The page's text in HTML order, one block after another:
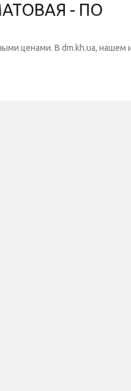
- ПО
ценами. В dm.kh.ua, нашем